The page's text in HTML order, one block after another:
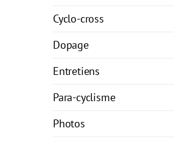
Cyclo-cross
Dopage
Entretiens
Para-cyclisme
Photos